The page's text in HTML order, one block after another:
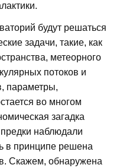
будут решаться
задачи, такие, как
метеорного
потоков и
параметры,
во многом
загадка
наблюдали
в принципе решена
Скажем, обнаружена